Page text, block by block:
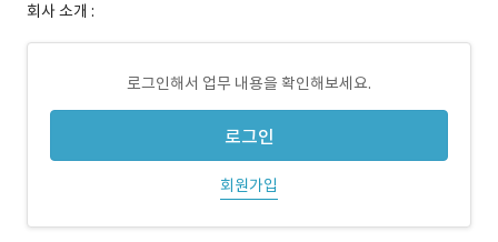
회사 소개 :
로그인해서 업무 내용을 확인해보세요.
로그인
회원가입